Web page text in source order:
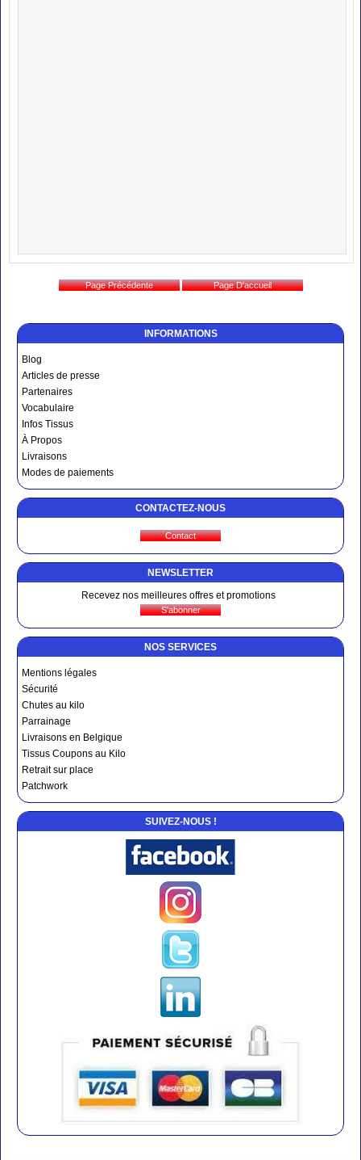
INFORMATIONS
Blog
Articles de presse
Partenaires
Vocabulaire
Infos Tissus
À Propos
Livraisons
Modes de paiements
CONTACTEZ-NOUS
NEWSLETTER
Recevez nos meilleures offres et promotions
NOS SERVICES
Mentions légales
Sécurité
Chutes au kilo
Parrainage
Livraisons en Belgique
Tissus Coupons au Kilo
Retrait sur place
Patchwork
SUIVEZ-NOUS !